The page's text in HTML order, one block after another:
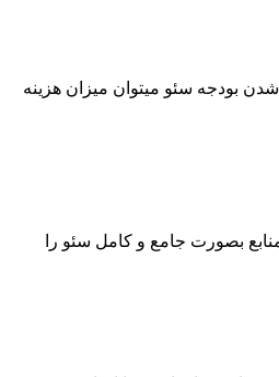
بودجه سئو میتوان میزان هزینه
بصورت جامع و کامل سئو را